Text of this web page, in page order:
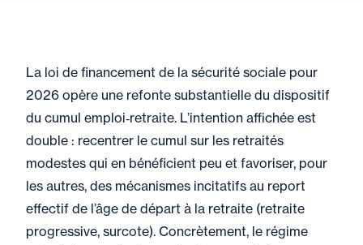
La loi de financement de la sécurité sociale pour
2026 opère une refonte substantielle du dispositif
du cumul emploi‑retraite. L’intention affichée est
double : recentrer le cumul sur les retraités
modestes qui en bénéficient peu et favoriser, pour
les autres, des mécanismes incitatifs au report
effectif de l’âge de départ à la retraite (retraite
progressive, surcote). Concrètement, le régime